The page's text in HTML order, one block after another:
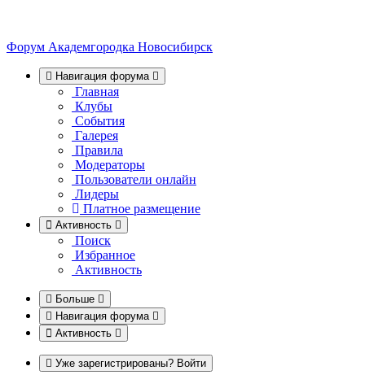
Форум Академгородка Новосибирск
Навигация форума
Главная
Клубы
События
Галерея
Правила
Модераторы
Пользователи онлайн
Лидеры
Платное размещение
Активность
Поиск
Избранное
Активность
Больше
Навигация форума
Активность
Уже зарегистрированы? Войти